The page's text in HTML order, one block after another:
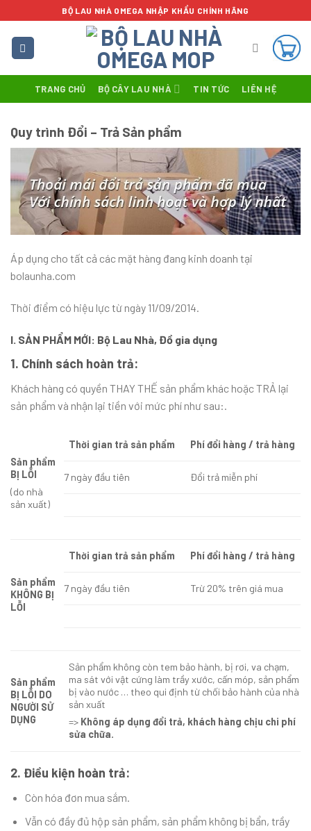
to
content
BỘ LAU NHÀ OMEGA NHẬP KHẨU CHÍNH HÃNG
TRANG CHỦ BỘ CÂY LAU NHÀ TIN TỨC LIÊN HỆ
Quy trình Đổi – Trả Sản phẩm
Áp dụng cho tất cả các mặt hàng đang kinh doanh tại
bolaunha.com
Thời điểm có hiệu lực từ ngày 11/09/2014.
I. SẢN PHẨM MỚI: Bộ Lau Nhà, Đồ gia dụng
1. Chính sách hoàn trả:
Khách hàng có quyền THAY THẾ sản phẩm khác hoặc TRẢ lại
sản phẩm và nhận lại tiền với mức phí như sau:.
Sản phẩm
BỊ LỖI
(do nhà
sản xuất)
Thời gian trả sản phẩm Phí đổi hàng / trả hàng
7 ngày đầu tiên Đổi trả miễn phí
Sản phẩm
KHÔNG BỊ
LỖI
Thời gian trả sản phẩm Phí đổi hàng / trả hàng
7 ngày đầu tiên Trừ 20% trên giá mua
Sản phẩm
BỊ LỖI DO
NGƯỜI SỬ
DỤNG
Sản phẩm không còn tem bảo hành, bị rơi, va chạm,
ma sát với vật cứng làm trầy xước, cấn móp, sản phẩm
bị vào nước … theo qui định từ chối bảo hành của nhà
sản xuất
=> Không áp dụng đổi trả, khách hàng chịu chi phí
sửa chữa.
2. Điều kiện hoàn trả:
Còn hóa đơn mua sắm.
Vẫn có đầy đủ hộp sản phẩm, sản phẩm không bị bẩn, trầy